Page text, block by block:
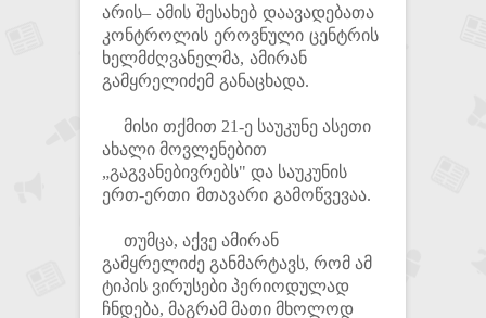
არის– ამის შესახებდაავადებათა
კონტროლის ეროვნული ცენტრის
ხელმძღვანელმა, ამირან
გამყრელიძემ განაცხადა.
მისი თქმით 21-ე საუკუნე ასეთი
ახალი მოვლენებით
„გაგვანებივრებს" და საუკუნის
ერთ-ერთი მთავარი გამოწვევაა.
თუმცა, აქვე ამირან
გამყრელიძე განმარტავს, რომ ამ
ტიპის ვირუსები პერიოდულად
ჩნდება, მაგრამ მათი მხოლოდ